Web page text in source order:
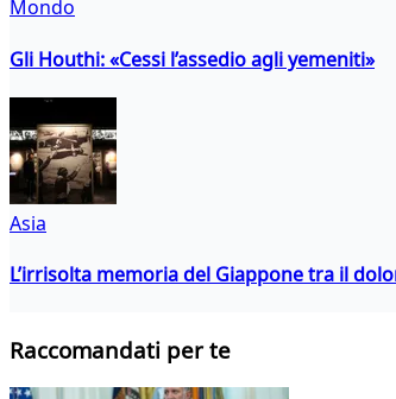
Mondo
Gli Houthi: «Cessi l’assedio agli yemeniti»
Asia
L’irrisolta memoria del Giappone tra il
Raccomandati per te